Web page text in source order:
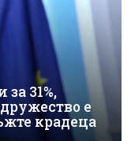
31%,
е
крадеца